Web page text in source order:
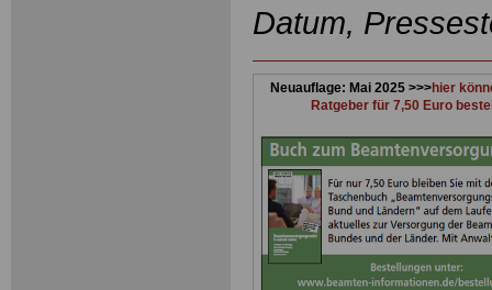
Datum,
Neuauflage: Mai 2025 >>>hier
Ratgeber für 7,50 Euro